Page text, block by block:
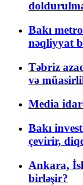
Bakı
nəqliyyat
Təbriz
və
Media
Bakı
çevirir,
Ankara,
birləşir?